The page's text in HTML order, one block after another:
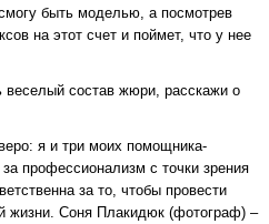
быть моделью, а посмотрев
на этот счет и поймет, что у нее
веселый состав жюри, расскажи о
я и три моих помощника-
профессионализм с точки зрения
за то, чтобы провести
жизни. Соня Плакидюк (фотограф) –